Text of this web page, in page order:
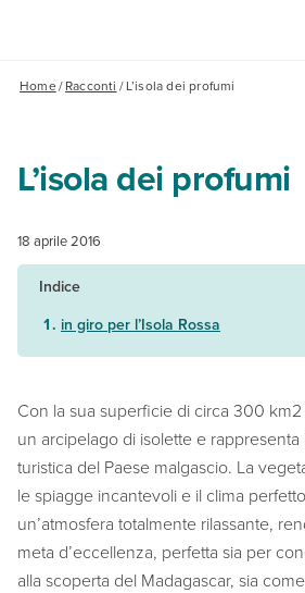
Home/Racconti /L’isola dei profumi
L’isola dei profumi
18 aprile 2016
Indice
in giro per l’Isola Rossa
Con la sua superficie di circa 300
un arcipelago di isolette e
turistica del Paese malgascio. La
le spiagge incantevoli e il clima
un’atmosfera totalmente rilassante,
meta d’eccellenza, perfetta sia per
alla scoperta del Madagascar, sia